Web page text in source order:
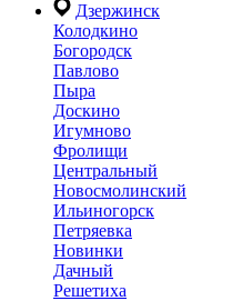
Дзержинск
Колодкино
Богородск
Павлово
Пыра
Доскино
Игумново
Фролищи
Центральный
Новосмолинский
Ильиногорск
Петряевка
Новинки
Дачный
Решетиха